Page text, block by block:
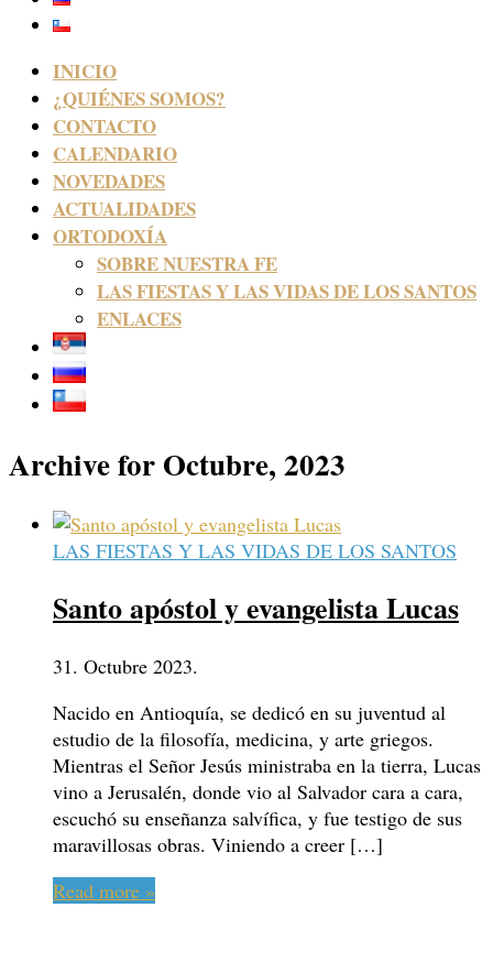
INICIO
¿QUIÉNES SOMOS?
CONTACTO
CALENDARIO
NOVEDADES
ACTUALIDADES
ORTODOXÍA
SOBRE NUESTRA FE
LAS FIESTAS Y LAS VIDAS DE LOS SANTOS
ENLACES
Archive for Octubre, 2023
LAS FIESTAS Y LAS VIDAS DE LOS SANTOS
Santo apóstol y evangelista Lucas
31. Octubre 2023.
Nacido en Antioquía, se dedicó en su juventud al
estudio de la filosofía, medicina, y arte griegos.
Mientras el Señor Jesús ministraba en la tierra, Lucas
vino a Jerusalén, donde vio al Salvador cara a cara,
escuchó su enseñanza salvífica, y fue testigo de sus
maravillosas obras. Viniendo a creer […]
Read more »